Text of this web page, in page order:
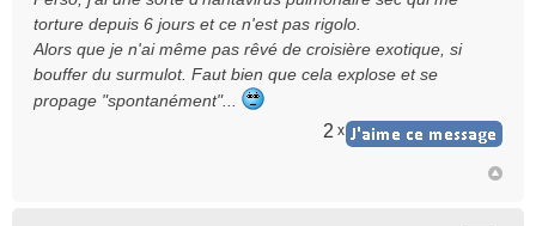
torture depuis 6 jours et ce n'est pas rigolo.
Alors que je n'ai même pas rêvé de croisière exotique, si
bouffer du surmulot. Faut bien que cela explose et se
propage "spontanément"...
2 x